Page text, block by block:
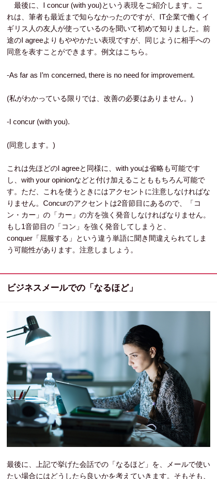
最後に、I concur (with you)という表現をご紹介します。こ
れは、筆者も最近まで知らなかったのですが、IT企業で働くイ
ギリス人の友人が使っているのを聞いて初めて知りました。前
途のI agreeよりもややかたい表現ですが、同じように相手への
同意を表すことができます。例文はこちら。
-As far as I’m concerned, there is no need for improvement.
(私がわかっている限りでは、改善の必要はありません。)
-I concur (with you).
(同意します。)
これは先ほどのI agreeと同様に、with youは省略も可能です
し、with your opinionなどと付け加えることももちろん可能で
す。ただ、これを使うときにはアクセントに注意しなければな
りません。Concurのアクセントは2音節目にあるので、「コ
ン・カー」の「カー」の方を強く発音しなければなりません。
もし1音節目の「コン」を強く発音してしまうと、
conquer「屈服する」という違う単語に聞き間違えられてしま
う可能性があります。注意しましょう。
ビジネスメールでの「なるほど」
最後に、上記で挙げた会話での「なるほど」を、メールで使い
たい場合にはどうしたら良いかを考えていきます。そもそも、